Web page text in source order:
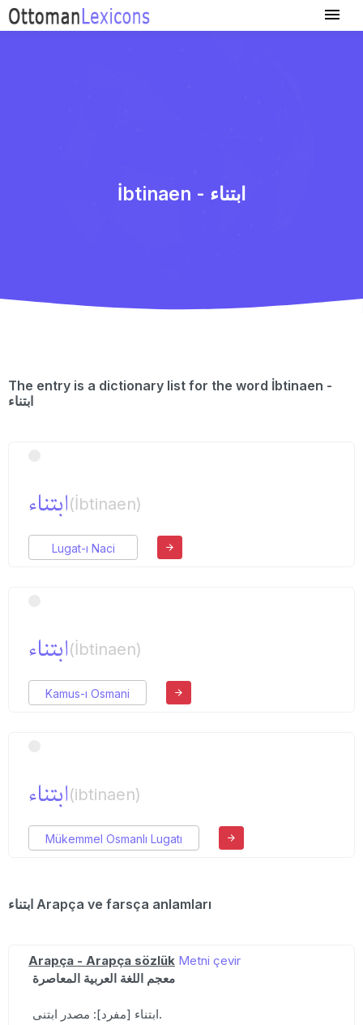
İbtinaen - ابتناء
The entry is a dictionary list for the word İbtinaen -
ابتناء
ابتناء(İbtinaen)
Lugat-ı Naci
ابتناء(İbtinaen)
Kamus-ı Osmani
ابتناء(ibtinaen)
Mükemmel Osmanlı Lugatı
ابتناء Arapça ve farsça anlamları
Arapça - Arapça sözlük Metni çevir
معجم اللغة العربية المعاصرة
ابتناء [مفرد]: مصدر ابتنى.